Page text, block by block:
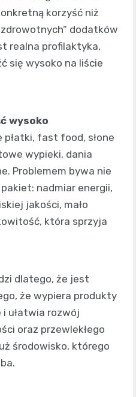
korzyść niż
dodatków
realna profilaktyka,
się wysoko na liście
wysoko
płatki, fast food, słone
wypieki, dania
Problemem bywa nie
pakiet: nadmiar energii,
jakości, mało
która sprzyja
dlatego, że jest
że wypiera produkty
ułatwia rozwój
oraz przewlekłego
środowisko, którego